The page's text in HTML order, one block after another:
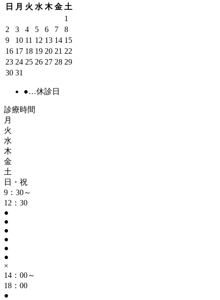
日
月 火 水 木 金 土
1
2
3 4 5 6 7
8
9
10 11 12 13 14 15
16 17 18 19 20 21 22
23 24 25 26 27 28 29
30 31
●…休診日
診療時間
月
火
水
木
金
土
日・祝
9：30～
12：30
●
●
●
●
●
●
×
14：00～
18：00
●